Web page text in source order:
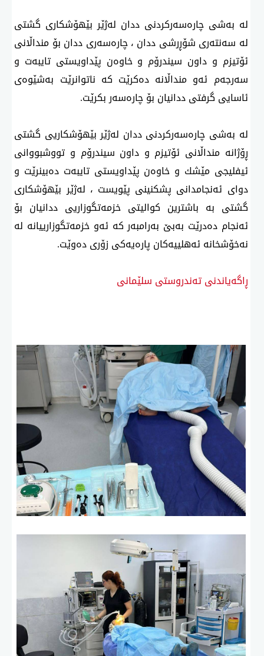
لە بەشی چارەسەركردنی ددان لەژێر بێهۆشكاری گشتی
لە سەنتەری شۆڕرشی ددان ، چارەسەری ددان بۆ منداڵانی
ئۆتیزم و داون سیندرۆم و خاوەن پێداویستی تایبەت و
سەرجەم ئەو منداڵانە دەكرێت كە ناتوانرێت بەشێوەی
ئاسایی گرفتی ددانیان بۆ چارەسەر بكرێت.
لە بەشی چارەسەركردنی ددان لەژێر بێهۆشكاریی گشتی
ڕۆژانە منداڵانی ئۆتیزم و داون سیندرۆم و تووشبووانی
ئیفلیجی مێشك و خاوەن پێداویستی تایبەت دەبینرێت و
دوای ئەنجامدانی پشكنینی پێویست ، لەژێر بێهۆشكاری
گشتی بە باشترین كوالیتی خزمەتگوزاریی ددانیان بۆ
ئەنجام دەدرێت بەبێ بەرامبەر كە ئەو خزمەتگوزارییانە لە
نەخۆشخانە ئەهلییەكان پارەیەكی زۆری دەوێت.
ڕاگەیاندنی تەندروستی سلێمانی